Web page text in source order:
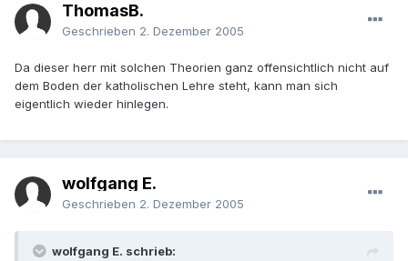
ThomasB.
Geschrieben 2. Dezember 2005
Da dieser herr mit solchen Theorien ganz offensichtlich nicht auf
dem Boden der katholischen Lehre steht, kann man sich
eigentlich wieder hinlegen.
wolfgang E.
Geschrieben 2. Dezember 2005
wolfgang E. schrieb: